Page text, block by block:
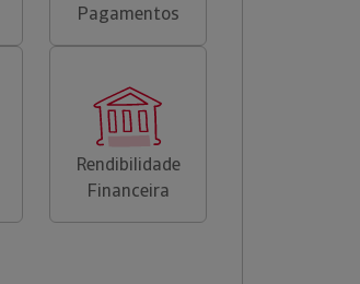
Pagamentos
Rendibilidade
Financeira